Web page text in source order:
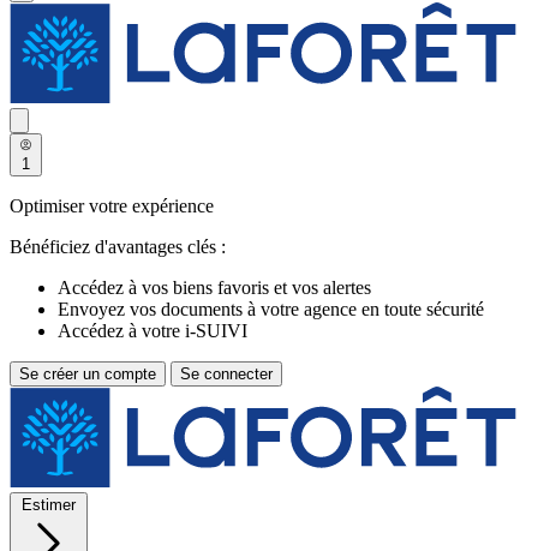
1
Optimiser votre expérience
Bénéficiez d'avantages clés :
Accédez à vos biens favoris et vos alertes
Envoyez vos documents à votre agence en toute sécurité
Accédez à votre i-SUIVI
Se créer un compte Se connecter
Estimer